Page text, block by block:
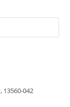
13560-042